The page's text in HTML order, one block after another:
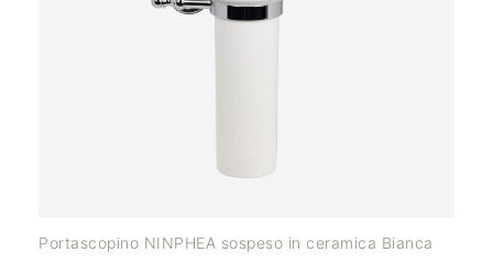
Portascopino NINPHEA sospeso in ceramica Bianca